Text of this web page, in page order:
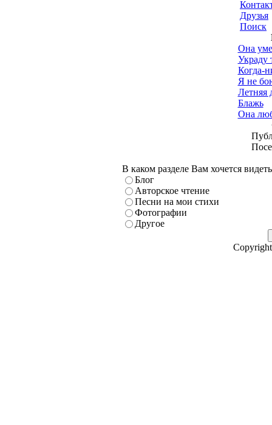
Друзья
Поиск
Она
Украду
Когда-
Я не
Летняя
Блажь
Она
В каком разделе Вам хочется
Блог
Авторское чтение
Песни на мои стихи
Фотографии
Другое